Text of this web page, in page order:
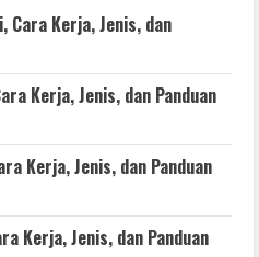
Cara Kerja, Jenis, dan
Kerja, Jenis, dan Panduan
Kerja, Jenis, dan Panduan
Kerja, Jenis, dan Panduan